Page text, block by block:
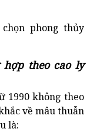
phong thủy
hợp theo cao ly
1990 không theo
về mâu thuẫn
là: